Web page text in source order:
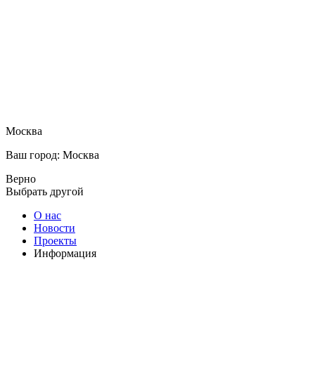
Москва
Ваш город: Москва
Верно
Выбрать другой
О нас
Новости
Проекты
Информация